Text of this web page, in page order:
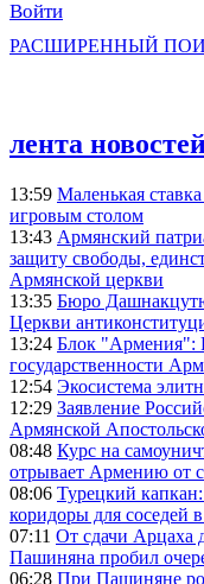
Войти
РАСШИРЕННЫЙ
лента
13:59 Маленькая
игровым столом
13:43 Армянский
защиту свободы,
Армянской церкви
13:35 Бюро
Церкви
13:24 Блок "Армения":
государственности
12:54 Экосистема
12:29 Заявление
Армянской
08:48 Курс на
отрывает Армению от
08:06 Турецкий
коридоры для соседей
07:11 От сдачи Арцаха
Пашиняна пробил
06:28 При Пашиняне